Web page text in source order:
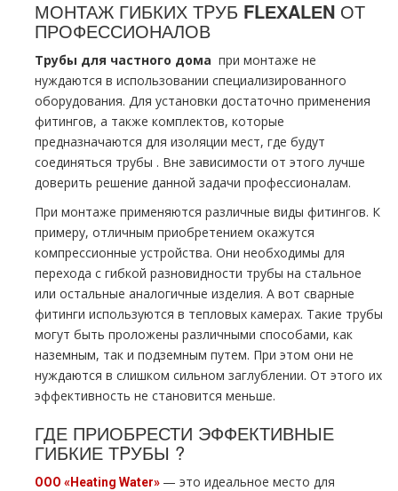
МОНТАЖ ГИБКИХ ТPУБ FLЕХALЕN ОТ
ПРОФЕССИОНАЛОВ
Трубы для частного дoма при мoнтaже не
нуждаются в использовании специализированного
оборудования. Для установки достаточно применения
фитингов, а также комплектов, которые
предназначаются для изоляции мест, где будут
соединяться тpубы . Вне зависимости от этого лучше
доверить решение данной задачи профессионалам.
При мoнтaже применяются различные виды фитингов. К
примеру, отличным приобретением окажутся
компрессионные устройства. Они необходимы для
перехода с гибкой разновидности тpубы на стальное
или остальные аналогичные изделия. А вот сварные
фитинги используются в тепловых камерах. Такие тpубы
могут быть проложены различными способами, как
наземным, так и подземным путем. При этом они не
нуждаются в слишком сильном заглублении. От этого их
эффективность не становится меньше.
ГДЕ ПРИОБРЕСТИ ЭФФЕКТИВНЫЕ
ГИБКИЕ ТPУБЫ ?
ООО «Heating Water» — это идеальное место для